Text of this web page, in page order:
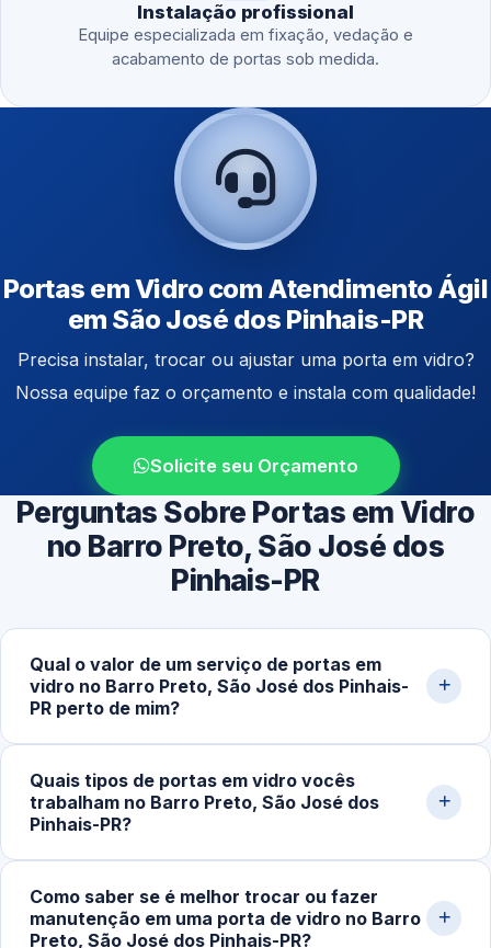
Instalação profissional
Equipe especializada em fixação, vedação e
acabamento de portas sob medida.
Portas em Vidro com Atendimento Ágil
em São José dos Pinhais-PR
Precisa instalar, trocar ou ajustar uma porta em vidro?
Nossa equipe faz o orçamento e instala com qualidade!
Solicite seu Orçamento
Perguntas Sobre Portas em Vidro
no Barro Preto, São José dos
Pinhais-PR
Qual o valor de um serviço de portas em
vidro no Barro Preto, São José dos Pinhais-
PR perto de mim?
pivotante ou de abrir), espessura do vidro e
complexidade da instalação. Serviços mais simples
avaliação personalizada pelo nosso WhatsApp.
Quais tipos de portas em vidro vocês
trabalham no Barro Preto, São José dos
Pinhais-PR?
portas internas e externas e portas para banheiro, em
vidro temperado incolor, fumê, jateado e refletivo.
Como saber se é melhor trocar ou fazer
manutenção em uma porta de vidro no Barro
Preto, São José dos Pinhais-PR?